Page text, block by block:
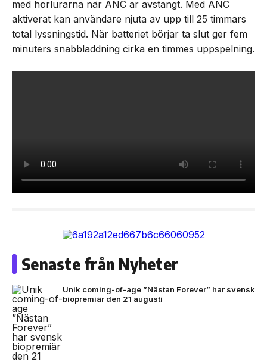
med hörlurarna när ANC är avstängt. Med ANC
aktiverat kan användare njuta av upp till 25 timmars
total lyssningstid. När batteriet börjar ta slut ger fem
minuters snabbladdning cirka en timmes uppspelning.
Senaste från Nyheter
Unik coming-of-age ”Nästan Forever” har svensk
biopremiär den 21 augusti